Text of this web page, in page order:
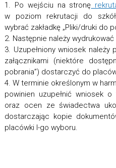
1. Po wejściu na stronę
w poziom rekrutacji do
wybrać zakładkę „Pliki/druki do
2. Następnie należy
3. Uzupełniony wniosek
załącznikami (niektóre
pobrania”) dostarczyć do
4. W terminie określonym w
powinien uzupełnić wniosek
oraz ocen ze świadectwa
dostarczając kopie
placówki I-go wyboru.